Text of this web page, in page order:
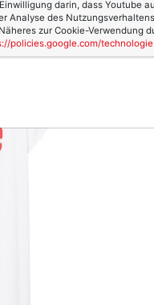
darin, dass Youtube
Analyse des
zur Cookie-Verwendung
policies.google.com/